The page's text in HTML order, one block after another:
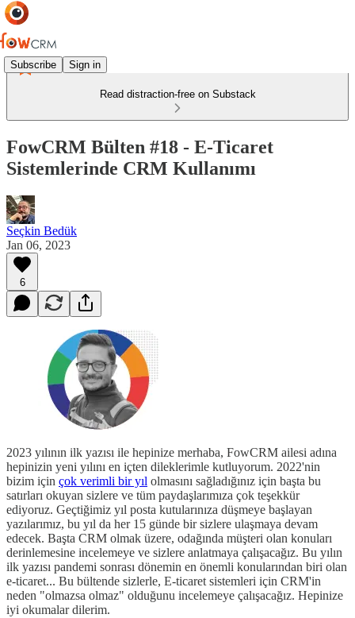
Subscribe Sign in
Read distraction-free on Substack
FowCRM Bülten #18 - E-Ticaret
Sistemlerinde CRM Kullanımı
Seçkin Bedük
Jan 06, 2023
6
2023 yılının ilk yazısı ile hepinize merhaba, FowCRM ailesi adına
hepinizin yeni yılını en içten dileklerimle kutluyorum. 2022'nin
bizim için çok verimli bir yıl olmasını sağladığınız için başta bu
satırları okuyan sizlere ve tüm paydaşlarımıza çok teşekkür
ediyoruz. Geçtiğimiz yıl posta kutularınıza düşmeye başlayan
yazılarımız, bu yıl da her 15 günde bir sizlere ulaşmaya devam
edecek. Başta CRM olmak üzere, odağında müşteri olan konuları
derinlemesine incelemeye ve sizlere anlatmaya çalışacağız. Bu yılın
ilk yazısı pandemi sonrası dönemin en önemli konularından biri olan
e-ticaret... Bu bültende sizlerle, E-ticaret sistemleri için CRM'in
neden "olmazsa olmaz" olduğunu incelemeye çalışacağız. Hepinize
iyi okumalar dilerim.